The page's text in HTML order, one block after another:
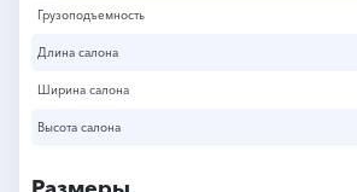
Грузоподъемность
Длина салона
Ширина салона
Высота салона